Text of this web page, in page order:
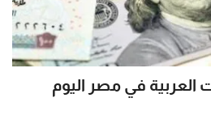
العربية في مصر اليوم